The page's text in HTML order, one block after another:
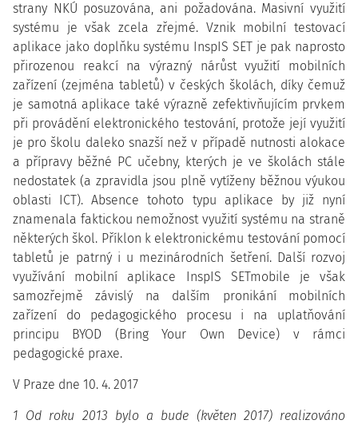
strany NKÚ posuzována, ani požadována. Masivní využití
systému je však zcela zřejmé. Vznik mobilní testovací
aplikace jako doplňku systému InspIS SET je pak naprosto
přirozenou reakcí na výrazný nárůst využití mobilních
zařízení (zejména tabletů) v českých školách, díky čemuž
je samotná aplikace také výrazně zefektivňujícím prvkem
při provádění elektronického testování, protože její využití
je pro školu daleko snazší než v případě nutnosti alokace
a přípravy běžné PC učebny, kterých je ve školách stále
nedostatek (a zpravidla jsou plně vytíženy běžnou výukou
oblasti ICT). Absence tohoto typu aplikace by již nyní
znamenala faktickou nemožnost využití systému na straně
některých škol. Příklon k elektronickému testování pomocí
tabletů je patrný i u mezinárodních šetření. Další rozvoj
využívání mobilní aplikace InspIS SETmobile je však
samozřejmě závislý na dalším pronikání mobilních
zařízení do pedagogického procesu i na uplatňování
principu BYOD (Bring Your Own Device) v rámci
pedagogické praxe.
V Praze dne 10. 4. 2017
1 Od roku 2013 bylo a bude (květen 2017) realizováno